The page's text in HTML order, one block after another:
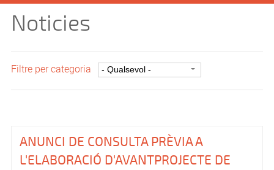
Noticies
Filtre per categoria
ANUNCI DE CONSULTA PRÈVIA A
L'ELABORACIÓ D'AVANTPROJECTE DE